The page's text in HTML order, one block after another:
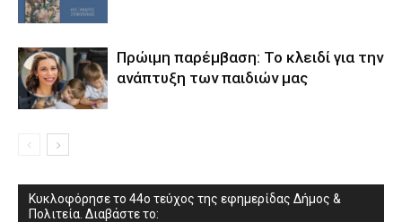
Πρώιμη παρέμβαση: Το κλειδί για την
ανάπτυξη των παιδιών µας
Κυκλοφόρησε το 44ο τεύχος της εφημερίδας Δήμος &
Πολιτεία. Διαβάστε το: